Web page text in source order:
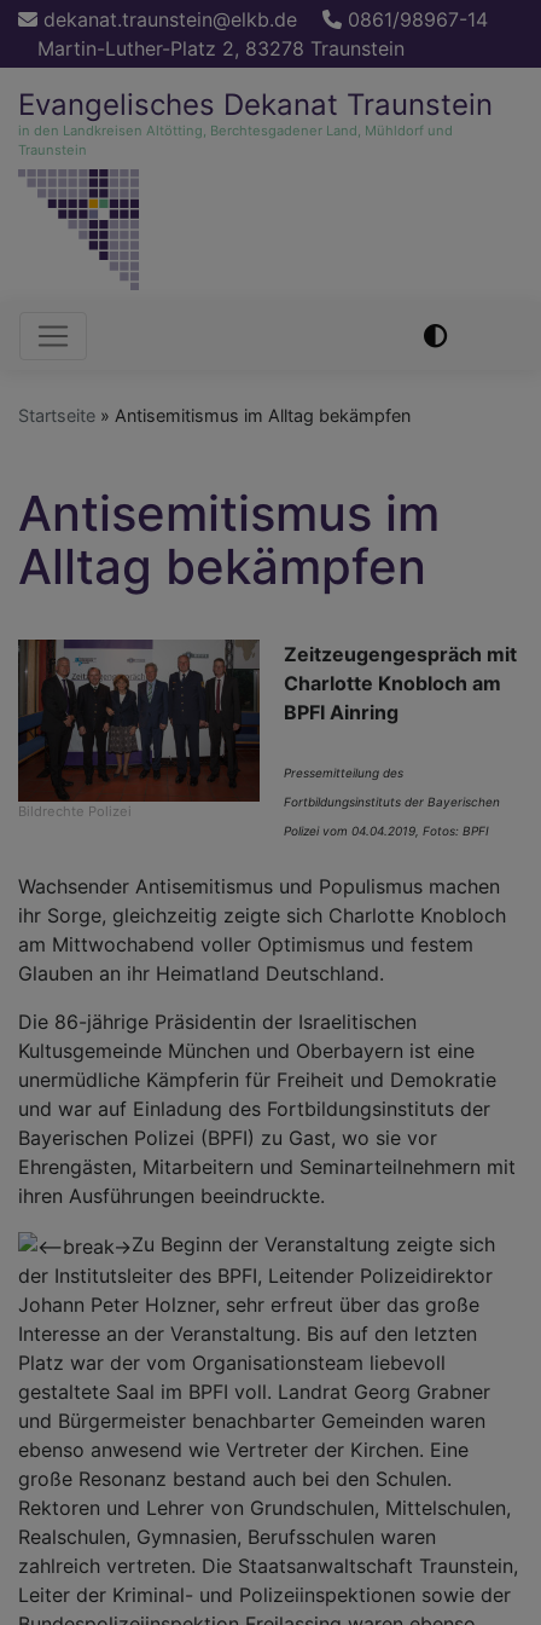
Direkt
Inhalt
dekanat.traunstein@elkb.de
0861/98967-14
Martin-Luther-Platz 2, 83278 Traunstein
Evangelisches Dekanat Traunstein
in den Landkreisen Altötting, Berchtesgadener Land, Mühldorf und
Traunstein
Hauptnavigation
Startseite Antisemitismus im Alltag bekämpfen
Antisemitismus im
Alltag bekämpfen
Bildrechte Polizei
Zeitzeugengespräch mit
Charlotte Knobloch am
BPFI Ainring
Pressemitteilung des
Fortbildungsinstituts der Bayerischen
Polizei vom 04.04.2019, Fotos: BPFI
Wachsender Antisemitismus und Populismus machen
ihr Sorge, gleichzeitig zeigte sich Charlotte Knobloch
am Mittwochabend voller Optimismus und festem
Glauben an ihr Heimatland Deutschland.
Die 86-jährige Präsidentin der Israelitischen
Kultusgemeinde München und Oberbayern ist eine
unermüdliche Kämpferin für Freiheit und Demokratie
und war auf Einladung des Fortbildungsinstituts der
Bayerischen Polizei (BPFI) zu Gast, wo sie vor
Ehrengästen, Mitarbeitern und Seminarteilnehmern mit
ihren Ausführungen beeindruckte.
Zu Beginn der Veranstaltung zeigte sich
der Institutsleiter des BPFI, Leitender Polizeidirektor
Johann Peter Holzner, sehr erfreut über das große
Interesse an der Veranstaltung. Bis auf den letzten
Platz war der vom Organisationsteam liebevoll
gestaltete Saal im BPFI voll. Landrat Georg Grabner
und Bürgermeister benachbarter Gemeinden waren
ebenso anwesend wie Vertreter der Kirchen. Eine
große Resonanz bestand auch bei den Schulen.
Rektoren und Lehrer von Grundschulen, Mittelschulen,
Realschulen, Gymnasien, Berufsschulen waren
zahlreich vertreten. Die Staatsanwaltschaft Traunstein,
Leiter der Kriminal- und Polizeiinspektionen sowie der